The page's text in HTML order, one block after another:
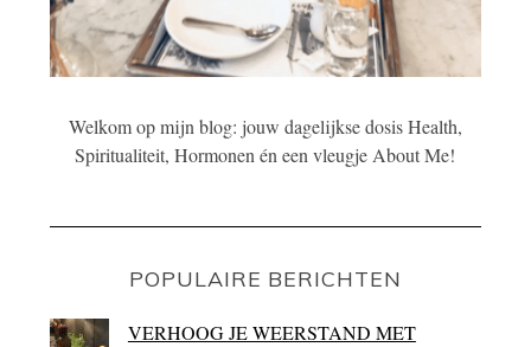
Welkom op mijn blog: jouw dagelijkse dosis Health,
Spiritualiteit, Hormonen én een vleugje About Me!
POPULAIRE BERICHTEN
VERHOOG JE WEERSTAND MET